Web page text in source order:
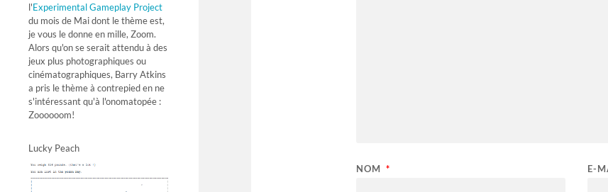
l'Experimental Gameplay Project
du mois de Mai dont le thème est,
je vous le donne en mille, Zoom.
Alors qu'on se serait attendu à des
jeux plus photographiques ou
cinématographiques, Barry Atkins
a pris le thème à contrepied en ne
s'intéressant qu'à l'onomatopée :
Zoooooom!
Lucky Peach
NOM * E-